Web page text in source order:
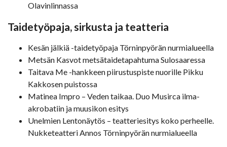
Olavinlinnassa
Taidetyöpaja, sirkusta ja teatteria
Kesän jälkiä -taidetyöpaja Törninpyörän nurmialueella
Metsän Kasvot metsätaidetapahtuma Sulosaaressa
Taitava Me -hankkeen piirustuspiste nuorille Pikku
Kakkosen puistossa
Matinea Impro – Veden taikaa. Duo Musirca ilma-
akrobatiin ja muusikon esitys
Unelmien Lentonäytös – teatteriesitys koko perheelle.
Nukketeatteri Annos Törninpyörän nurmialueella